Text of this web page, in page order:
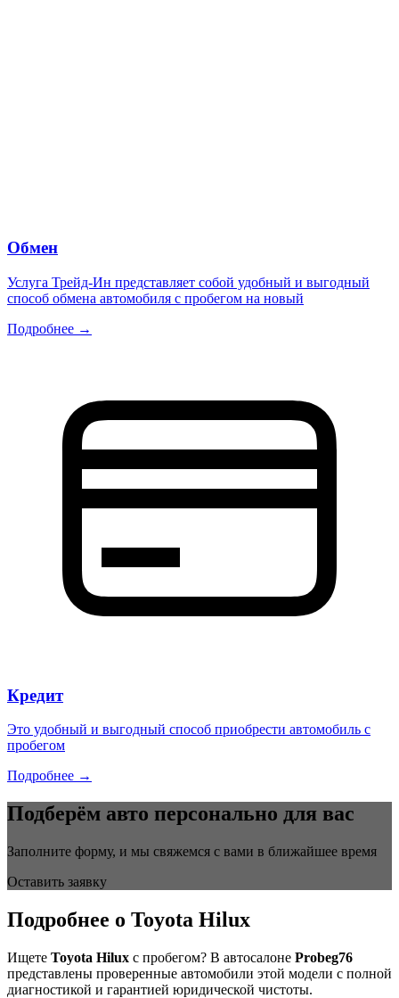
Обмен
Услуга Трейд-Ин представляет собой удобный и выгодный
способ обмена автомобиля с пробегом на новый
Подробнее →
Кредит
Это удобный и выгодный способ приобрести автомобиль с
пробегом
Подробнее →
Подберём авто персонально для вас
Заполните форму, и мы свяжемся с вами в ближайшее время
Оставить заявку
Подробнее о Toyota Hilux
Ищете Toyota Hilux с пробегом? В автосалоне Probeg76
представлены проверенные автомобили этой модели с полной
диагностикой и гарантией юридической чистоты.